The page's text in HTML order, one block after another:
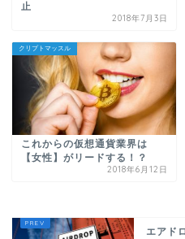
止
2018年7月3日
クリプトマッスル
これからの仮想通貨業界は
【女性】がリードする！？
2018年6月12日
エアド